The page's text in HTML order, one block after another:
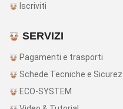
Iscriviti
SERVIZI
Pagamenti e trasporti
Schede Tecniche e
ECO-SYSTEM